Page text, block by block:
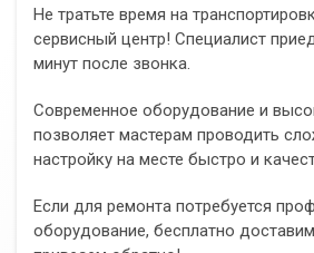
Не тратьте время на
сервисный центр! Специалист
минут после звонка.
Современное оборудование и
позволяет мастерам проводить
настройку на месте быстро и
Если для ремонта потребуется
оборудование, бесплатно